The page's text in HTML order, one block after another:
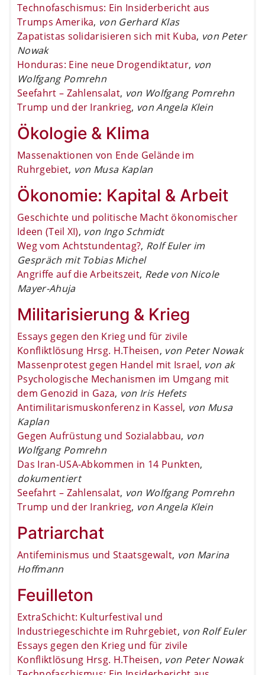
Technofaschismus: Ein Insiderbericht aus
Trumps Amerika, von Gerhard Klas
Zapatistas solidarisieren sich mit Kuba, von Peter
Nowak
Honduras: Eine neue Drogendiktatur, von
Wolfgang Pomrehn
Seefahrt – Zahlensalat, von Wolfgang Pomrehn
Trump und der Irankrieg, von Angela Klein
Ökologie & Klima
Massenaktionen von Ende Gelände im
Ruhrgebiet, von Musa Kaplan
Ökonomie: Kapital & Arbeit
Geschichte und politische Macht ökonomischer
Ideen (Teil XI), von Ingo Schmidt
Weg vom Achtstundentag?, Rolf Euler im
Gespräch mit Tobias Michel
Angriffe auf die Arbeitszeit, Rede von Nicole
Mayer-Ahuja
Militarisierung & Krieg
Essays gegen den Krieg und für zivile
Konfliktlösung Hrsg. H.Theisen, von Peter Nowak
Massenprotest gegen Handel mit Israel, von ak
Psychologische Mechanismen im Umgang mit
dem Genozid in Gaza, von Iris Hefets
Antimilitarismuskonferenz in Kassel, von Musa
Kaplan
Gegen Aufrüstung und Sozialabbau, von
Wolfgang Pomrehn
Das Iran-USA-Abkommen in 14 Punkten,
dokumentiert
Seefahrt – Zahlensalat, von Wolfgang Pomrehn
Trump und der Irankrieg, von Angela Klein
Patriarchat
Antifeminismus und Staatsgewalt, von Marina
Hoffmann
Feuilleton
ExtraSchicht: Kulturfestival und
Industriegeschichte im Ruhrgebiet, von Rolf Euler
Essays gegen den Krieg und für zivile
Konfliktlösung Hrsg. H.Theisen, von Peter Nowak